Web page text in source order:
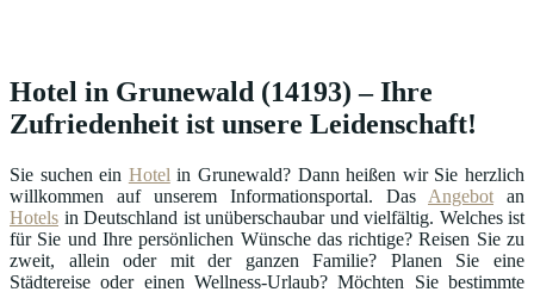
Hotel in Grunewald (14193) – Ihre
Zufriedenheit ist unsere Leidenschaft!
Sie suchen ein Hotel in Grunewald? Dann heißen wir Sie herzlich
willkommen auf unserem Informationsportal. Das Angebot an
Hotels in Deutschland ist unüberschaubar und vielfältig. Welches ist
für Sie und Ihre persönlichen Wünsche das richtige? Reisen Sie zu
zweit, allein oder mit der ganzen Familie? Planen Sie eine
Städtereise oder einen Wellness-Urlaub? Möchten Sie bestimmte